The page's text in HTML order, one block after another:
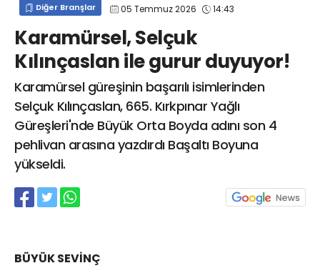
Diğer Branşlar 05 Temmuz 2026 14:43
Karamürsel, Selçuk
Kılınçaslan ile gurur duyuyor!
Karamürsel güreşinin başarılı isimlerinden
Selçuk Kılınçaslan, 665. Kırkpınar Yağlı
Güreşleri'nde Büyük Orta Boyda adını son 4
pehlivan arasına yazdırdı Başaltı Boyuna
yükseldi.
BÜYÜK SEVİNÇ
info@spor41.com